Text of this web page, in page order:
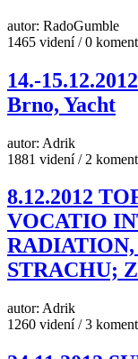
autor: RadoGumble
1465 videní / 0
14.-
Brno, Yacht
autor: Adrik
1881 videní / 2
8.12.2012
VOCATIO
STRACHU;
autor: Adrik
1260 videní / 3